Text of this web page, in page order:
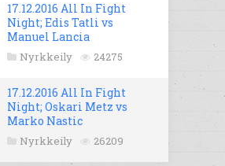
17.12.2016 All In Fight
Night; Edis Tatli vs
Manuel Lancia
Nyrkkeily 24275
17.12.2016 All In Fight
Night; Oskari Metz vs
Marko Nastic
Nyrkkeily 26209